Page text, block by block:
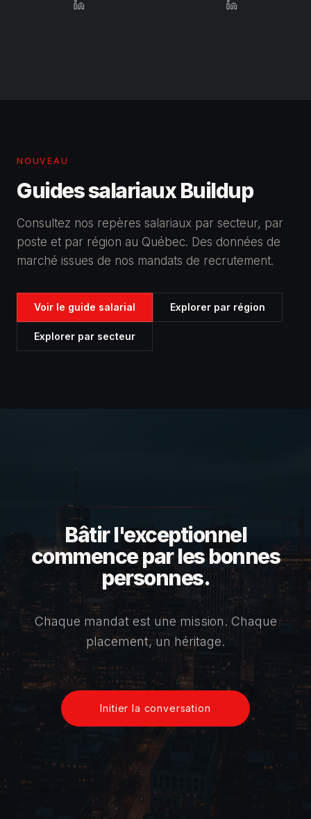
NOUVEAU
Guides salariaux Buildup
Consultez nos repères salariaux par secteur, par
poste et par région au Québec. Des données de
marché issues de nos mandats de recrutement.
Voir le guide salarial Explorer par région
Explorer par secteur
Bâtir l'exceptionnel
commence par les bonnes
personnes.
Chaque mandat est une mission. Chaque
placement, un héritage.
Initier la conversation